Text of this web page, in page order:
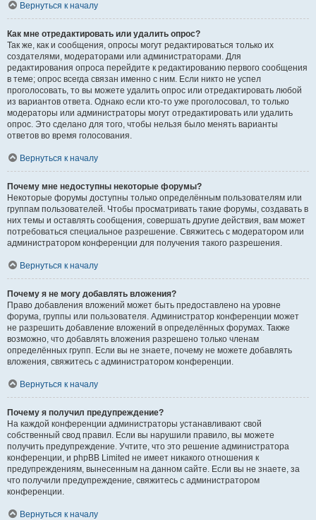
Вернуться к началу
Как мне отредактировать или удалить опрос?
Так же, как и сообщения, опросы могут редактироваться только их
создателями, модераторами или администраторами. Для
редактирования опроса перейдите к редактированию первого сообщения
в теме; опрос всегда связан именно с ним. Если никто не успел
проголосовать, то вы можете удалить опрос или отредактировать любой
из вариантов ответа. Однако если кто-то уже проголосовал, то только
модераторы или администраторы могут отредактировать или удалить
опрос. Это сделано для того, чтобы нельзя было менять варианты
ответов во время голосования.
Вернуться к началу
Почему мне недоступны некоторые форумы?
Некоторые форумы доступны только определённым пользователям или
группам пользователей. Чтобы просматривать такие форумы, создавать в
них темы и оставлять сообщения, совершать другие действия, вам может
потребоваться специальное разрешение. Свяжитесь с модератором или
администратором конференции для получения такого разрешения.
Вернуться к началу
Почему я не могу добавлять вложения?
Право добавления вложений может быть предоставлено на уровне
форума, группы или пользователя. Администратор конференции может
не разрешить добавление вложений в определённых форумах. Также
возможно, что добавлять вложения разрешено только членам
определённых групп. Если вы не знаете, почему не можете добавлять
вложения, свяжитесь с администратором конференции.
Вернуться к началу
Почему я получил предупреждение?
На каждой конференции администраторы устанавливают свой
собственный свод правил. Если вы нарушили правило, вы можете
получить предупреждение. Учтите, что это решение администратора
конференции, и phpBB Limited не имеет никакого отношения к
предупреждениям, вынесенным на данном сайте. Если вы не знаете, за
что получили предупреждение, свяжитесь с администратором
конференции.
Вернуться к началу